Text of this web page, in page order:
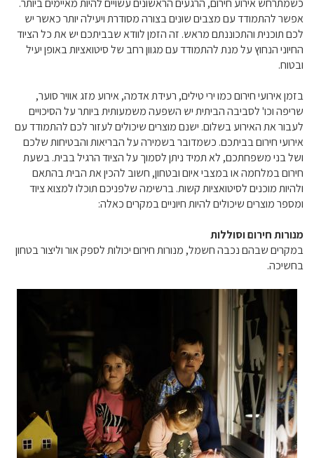
כשמתרחש אירוע חירום, הרגעים הראשונים עשויים להיות מאיימים ביותר.
אפשר להתמודד עם מצבים שונים בצורה מסודרת ויעילה יותר כאשר יש
לכם תוכנית והתכוננתם מראש. זה הזמן לוודא שבביתכם יש את כל הציוד
החיוני הנחוץ על מנת להתמודד עם מגוון רחב של סיטואציות באופן יעיל
ובטוח.
בזמן אירועי חירום כמו ירי טילים, רעידת אדמה, אירוע מזג אוויר סוער,
שריפה וכו' לסביבה הביתית יש השפעה משמעותית ביותר על הסיכויים
לעבור את האירוע בשלום. ישנם מוצרים שיכולים לעזור לכם להתמודד עם
אירועי חירום בביתכם. כשמדובר בשמירה על הבריאות והבטיחות שלכם
ושל בני משפחתכם, לא תמיד ניתן לסמוך על הציוד הרגיל בבית. בשעת
חירום במלחמה או במצבי איום ובטחון, חשוב להכין את הבית בהתאם
ולהיות מוכנים לסיטואציות קשות. ברשימה שלפניכם תוכלו למצוא ציוד
ומספר מוצרים שיכולים להיות חיוניים במקרים כאלה:
מנורות חירום וסוללות
במקרים שבהם נכבה חשמל, מנורות חירום יכולות לספק אור וליצור בטחון
בחשיכה.